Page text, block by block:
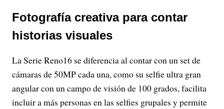
Fotografía creativa para contar
historias visuales
La Serie Reno16 se diferencia al contar con un set de
cámaras de 50MP cada una, como su selfie ultra gran
angular con un campo de visión de 100 grados, facilita
incluir a más personas en las selfies grupales y permite